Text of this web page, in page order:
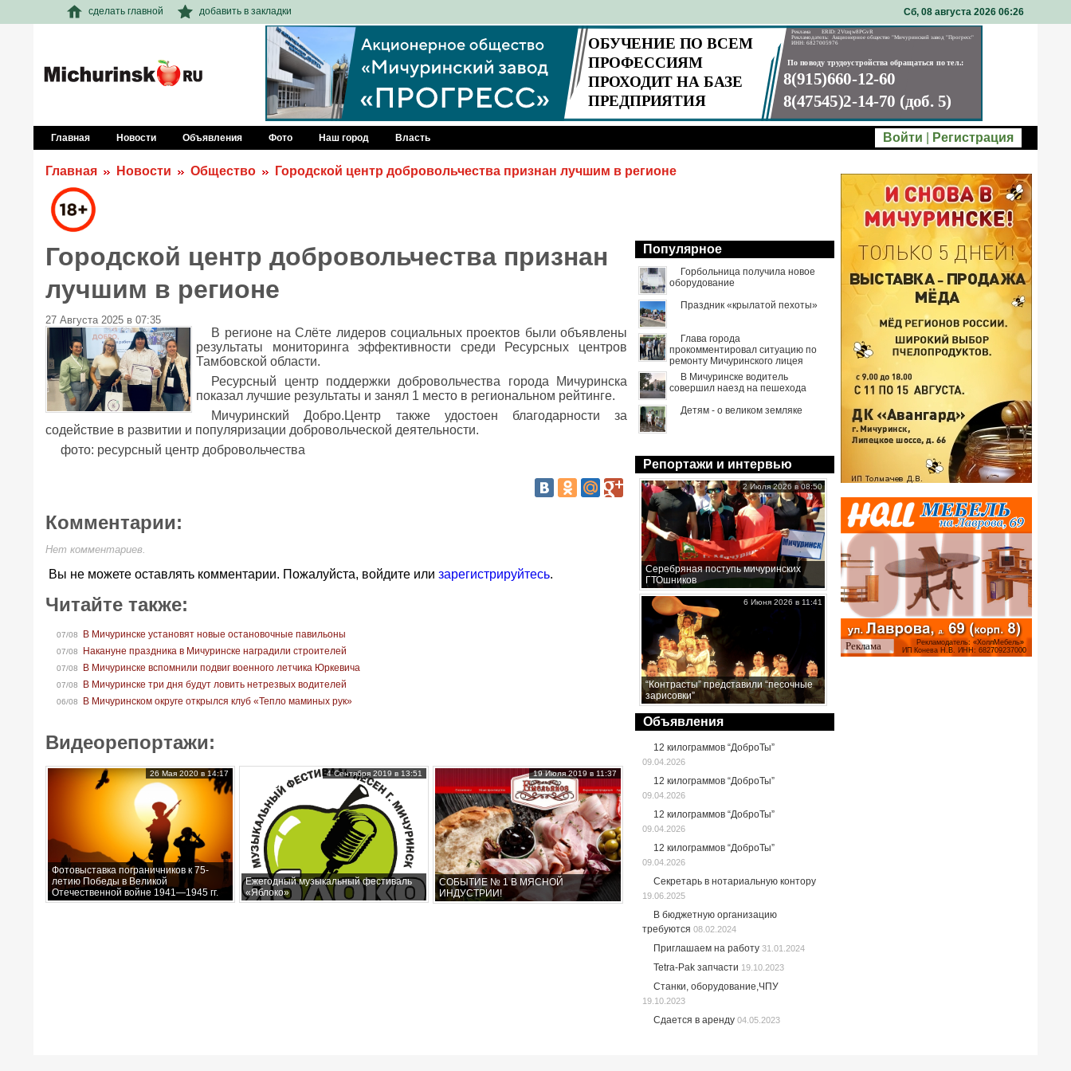
сделать главной добавить в закладки Сб, 08 августа 2026 06 26
Главная Новости Объявления Фото Наш город Власть Войти Регистрация
Главная Новости Общество Городской центр добровольчества признан лучшим в регионе
Городской центр добровольчества признан
лучшим в регионе
27 Августа 2025 в 07:35
В регионе на Слёте лидеров социальных проектов были объявлены
результаты мониторинга эффективности среди Ресурсных центров
Тамбовской области.
Ресурсный центр поддержки добровольчества города Мичуринска
показал лучшие результаты и занял 1 место в региональном рейтинге.
Мичуринский Добро.Центр также удостоен благодарности за
содействие в развитии и популяризации добровольческой деятельности.
фото: ресурсный центр добровольчества
Комментарии:
Нет комментариев.
Вы не можете оставлять комментарии. Пожалуйста, войдите или зарегистрируйтесь.
Читайте также:
07/08 В Мичуринске установят новые остановочные павильоны
07/08 Накануне праздника в Мичуринске наградили строителей
07/08 В Мичуринске вспомнили подвиг военного летчика Юркевича
07/08 В Мичуринске три дня будут ловить нетрезвых водителей
06/08 В Мичуринском округе открылся клуб «Тепло маминых рук»
Видеорепортажи:
Фотовыставка пограничников к 75-
летию Победы в Великой
Отечественной войне 1941—1945 гг.
26 Мая 2020 в 14:17
Ежегодный музыкальный фестиваль
«Яблоко»
4 Сентября 2019 в 13:51
СОБЫТИЕ № 1 В МЯСНОЙ
ИНДУСТРИИ!
19 Июля 2019 в 11:37
Популярное
Горбольница получила новое
оборудование
Праздник «крылатой пехоты»
Глава города
прокомментировал ситуацию по
ремонту Мичуринского лицея
В Мичуринске водитель
совершил наезд на пешехода
Детям - о великом земляке
Репортажи и интервью
Серебряная поступь мичуринских
ГТОшников
2 Июля 2026 в 08:50
“Контрасты” представили “песочные
зарисовки”
6 Июня 2026 в 11:41
Объявления
12 килограммов “ДоброТы”
09.04.2026
12 килограммов “ДоброТы”
09.04.2026
12 килограммов “ДоброТы”
09.04.2026
12 килограммов “ДоброТы”
09.04.2026
Секретарь в нотариальную контору
19.06.2025
В бюджетную организацию
требуются 08.02.2024
Приглашаем на работу 31.01.2024
Tetra-Pak запчасти 19.10.2023
Станки, оборудование,ЧПУ
19.10.2023
Сдается в аренду 04.05.2023